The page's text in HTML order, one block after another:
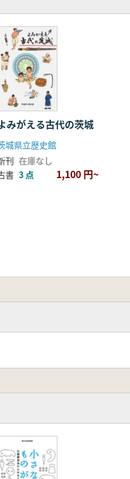
みがえる古代の茨城
城県立歴史館
刊 在庫なし
書 3 点 1,100 円~